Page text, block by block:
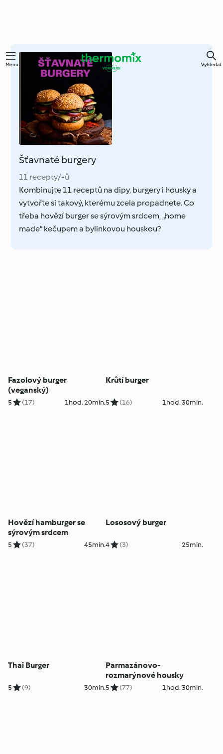
Přejít
Menu Vyhledat
Šťavnaté burgery
11 recepty/-ů
Kombinujte 11 receptů na dipy, burgery i housky a
vytvořte si takový, kterému zcela propadnete. Co
třeba hovězí burger se sýrovým srdcem, „home
made“ kečupem a bylinkovou houskou?
Fazolový burger
(veganský)
5 (17) 1hod. 20min.
Krůtí burger
5 (16) 1hod. 30min.
Hovězí hamburger se
sýrovým srdcem
5 (37) 45min.
Lososový burger
4 (3) 25min.
Thai Burger
5 (9) 30min.
Parmazánovo-
rozmarýnové housky
5 (77) 1hod. 30min.